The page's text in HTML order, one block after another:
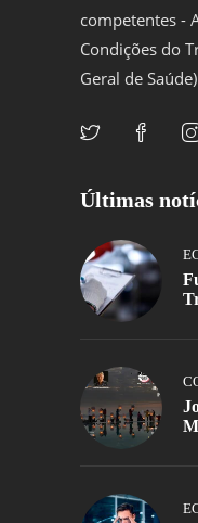
competentes -
Condições do
Geral de
Últimas